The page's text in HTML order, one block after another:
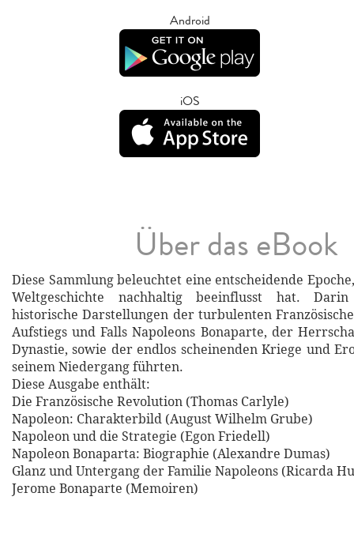
Android
iOS
Über das eBook
Diese Sammlung beleuchtet eine entscheidende
Weltgeschichte nachhaltig beeinflusst hat.
historische Darstellungen der turbulenten
Aufstiegs und Falls Napoleons Bonaparte, der
Dynastie, sowie der endlos scheinenden Kriege und
seinem Niedergang führten.
Diese Ausgabe enthält:
Die Französische Revolution (Thomas Carlyle)
Napoleon: Charakterbild (August Wilhelm Grube)
Napoleon und die Strategie (Egon Friedell)
Napoleon Bonaparta: Biographie (Alexandre Dumas)
Glanz und Untergang der Familie Napoleons (Ricarda
Jerome Bonaparte (Memoiren)